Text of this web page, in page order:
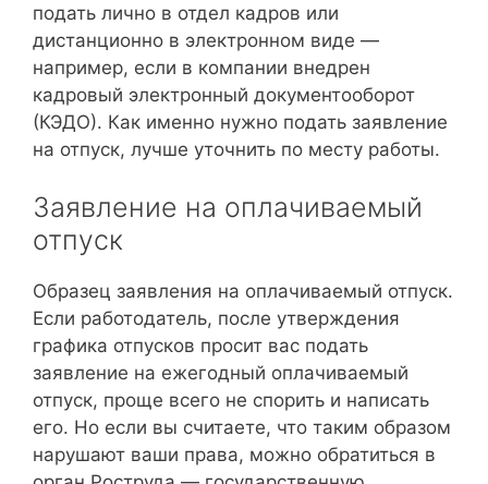
подать лично в отдел кадров или
дистанционно в электронном виде —
например, если в компании внедрен
кадровый электронный документооборот
(КЭДО). Как именно нужно подать заявление
на отпуск, лучше уточнить по месту работы.
Заявление на оплачиваемый
отпуск
Образец заявления на оплачиваемый отпуск.
Если работодатель, после утверждения
графика отпусков просит вас подать
заявление на ежегодный оплачиваемый
отпуск, проще всего не спорить и написать
его. Но если вы считаете, что таким образом
нарушают ваши права, можно обратиться в